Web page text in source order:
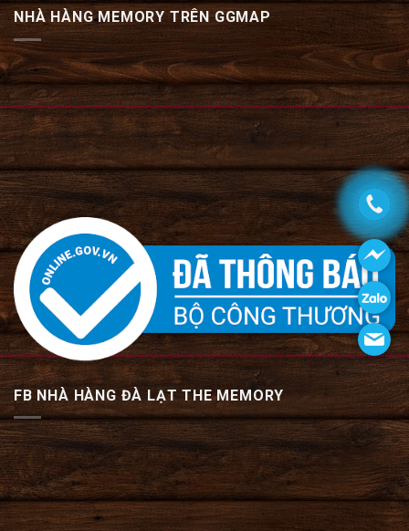
NHÀ HÀNG MEMORY TRÊN GGMAP
FB NHÀ HÀNG ĐÀ LẠT THE MEMORY